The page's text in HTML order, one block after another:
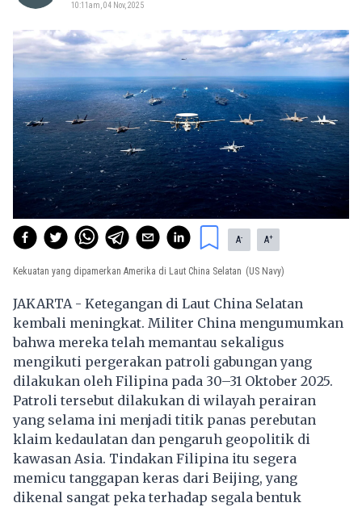
10:11am, 04 Nov, 2025
A- A+
Kekuatan yang dipamerkan Amerika di Laut China Selatan (US Navy)
JAKARTA - Ketegangan di Laut China Selatan
kembali meningkat. Militer China mengumumkan
bahwa mereka telah memantau sekaligus
mengikuti pergerakan patroli gabungan yang
dilakukan oleh Filipina pada 30–31 Oktober 2025.
Patroli tersebut dilakukan di wilayah perairan
yang selama ini menjadi titik panas perebutan
klaim kedaulatan dan pengaruh geopolitik di
kawasan Asia. Tindakan Filipina itu segera
memicu tanggapan keras dari Beijing, yang
dikenal sangat peka terhadap segala bentuk